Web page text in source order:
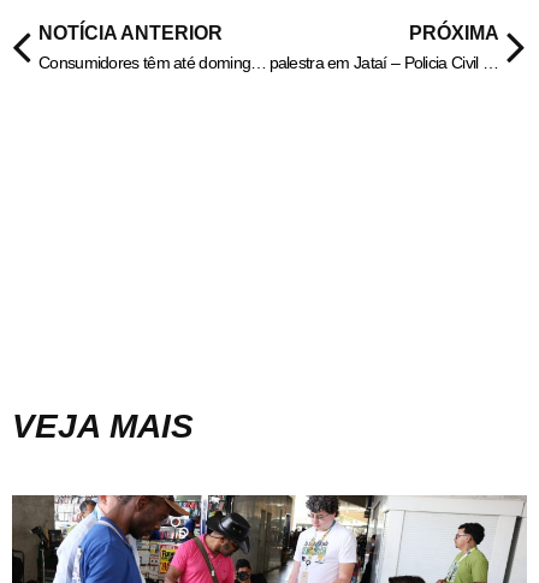
NOTÍCIA ANTERIOR
Consumidores têm até domingo para se cadastrar no Nota Goiana
PRÓXIMA
palestra em Jataí – Policia Civil do Estado de Goiás
VEJA MAIS